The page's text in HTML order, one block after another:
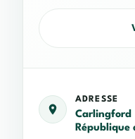
ADRESSE
Carlingford
République